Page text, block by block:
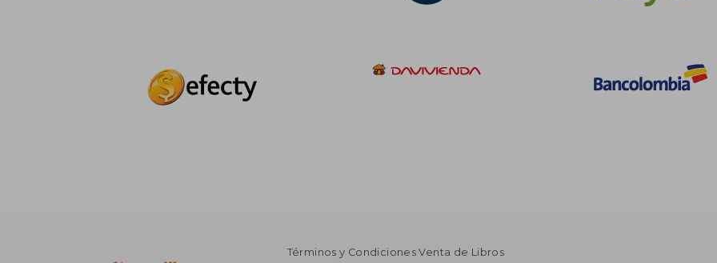
Términos y Condiciones Venta de Libros